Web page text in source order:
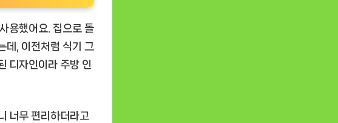
용했어요. 집으로 돌
데, 이전처럼 식기 그
디자인이라 주방 인
너무 편리하더라고